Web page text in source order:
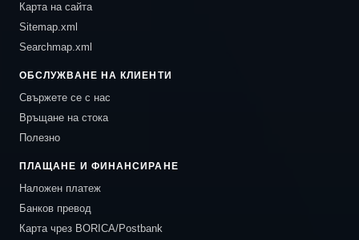
Карта на сайта
Sitemap.xml
Searchmap.xml
ОБСЛУЖВАНЕ НА КЛИЕНТИ
Свържете се с нас
Връщане на стока
Полезно
ПЛАЩАНЕ И ФИНАНСИРАНЕ
Наложен платеж
Банков превод
Карта чрез BORICA/Postbank